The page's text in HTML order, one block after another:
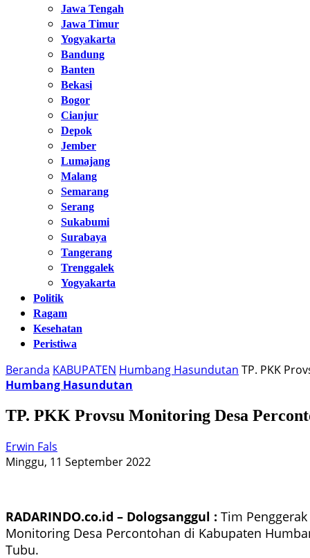
Jawa Tengah
Jawa Timur
Yogyakarta
Bandung
Banten
Bekasi
Bogor
Cianjur
Depok
Jember
Lumajang
Malang
Semarang
Serang
Sukabumi
Surabaya
Tangerang
Trenggalek
Yogyakarta
Politik
Ragam
Kesehatan
Peristiwa
Beranda KABUPATEN Humbang Hasundutan TP. PKK
Humbang Hasundutan
TP. PKK Provsu Monitoring Desa
Erwin Fals
Minggu, 11 September 2022
RADARINDO.co.id – Dologsanggul : Tim
Monitoring Desa Percontohan di Kabupaten
Tubu.